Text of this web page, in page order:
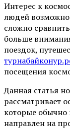
Интерес к
людей
сложно
больше
поездок,
посещения
Данная статья
рассматривает
которые обычно
направлен на